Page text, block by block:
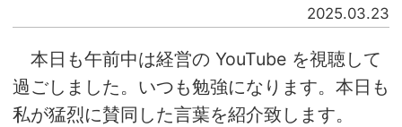
2025.03.23
本日も午前中は経営の YouTube を視聴して
過ごしました。いつも勉強になります。本日も
私が猛烈に賛同した言葉を紹介致します。